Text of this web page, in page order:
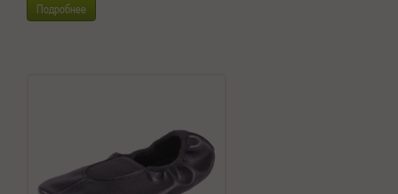
Подробнее